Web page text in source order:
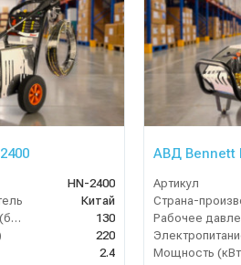
HN-2400
Китай
Рабочее давление (бар)
130
220
2.4
АВД Bennett
Артикул
Страна-
Мощность